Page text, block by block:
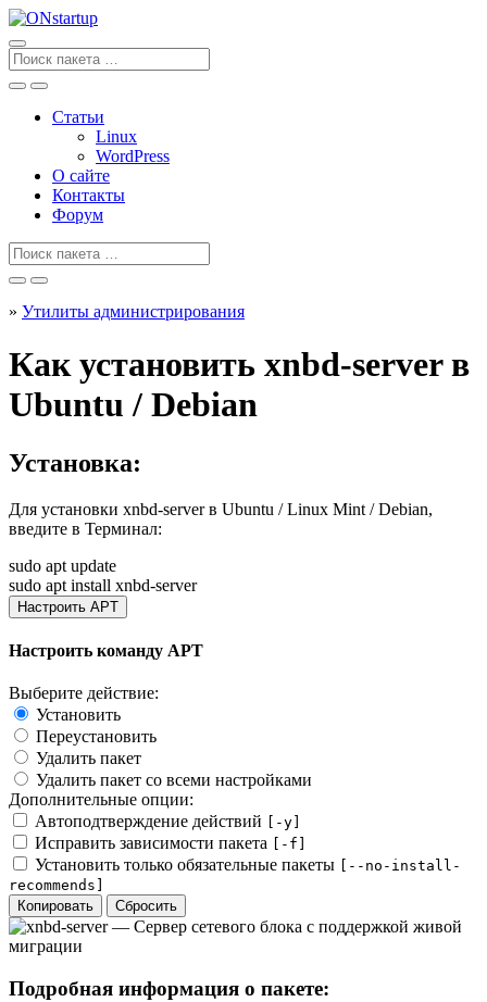
Перейти
к
содержанию
Поиск
для
Статьи
Linux
WordPress
О сайте
Контакты
Форум
Поиск
» Утилиты администрирования
Как установить xnbd-server в
Ubuntu / Debian
Установка:
Для установки xnbd-serverв Ubuntu / Linux Mint / Debian,
введите в Терминал:
sudo apt update
sudo apt install xnbd-server
Настроить APT
Настроить команду APT
Выберите действие:
Установить
Переустановить
Удалить пакет
Удалить пакет со всеми настройками
Дополнительные опции:
Автоподтверждение действий
[-y]
Исправить зависимости пакета [-f]
Установить только обязательные пакеты
[--no-install-
recommends]
Копировать
Сбросить
Подробная информация о пакете: